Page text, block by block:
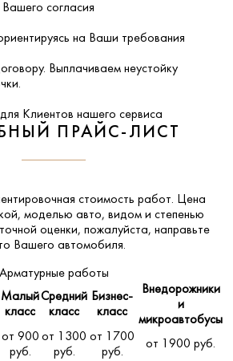
согласия
на Ваши требования
Выплачиваем неустойку
Клиентов нашего сервиса
ПРАЙС-ЛИСТ
стоимость работ. Цена
моделью авто, видом и степенью
оценки, пожалуйста, направьте
Вашего автомобиля.
Арматурные работы
Малый
класс
Средний
класс
Бизнес-
класс
Внедорожники
и
микроавтобусы
от 900
руб.
от 1300
руб.
от 1700
руб.
от 1900 руб.